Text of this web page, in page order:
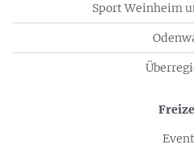
Sport Weinheim